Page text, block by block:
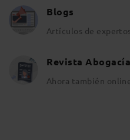
Blogs
Artículos de
Revista
Ahora también